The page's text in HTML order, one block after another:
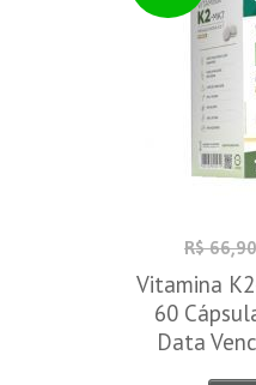
R$ 66,90
Vitamina
60
Data